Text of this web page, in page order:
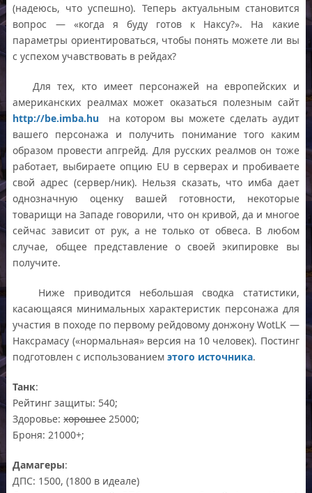
(надеюсь, что успешно). Теперь актуальным становится
вопрос — «когда я буду готов к Наксу?». На какие
параметры ориентироваться, чтобы понять можете ли вы
с успехом учавствовать в рейдах?
Для тех, кто имеет персонажей на европейских и
американских реалмах может оказаться полезным сайт
http://be.imba.hu на котором вы можете сделать аудит
вашего персонажа и получить понимание того каким
образом провести апгрейд. Для русских реалмов он тоже
работает, выбираете опцию EU в серверах и пробиваете
свой адрес (сервер/ник). Нельзя сказать, что имба дает
однозначную оценку вашей готовности, некоторые
товарищи на Западе говорили, что он кривой, да и многое
сейчас зависит от рук, а не только от обвеса. В любом
случае, общее представление о своей экипировке вы
получите.
Ниже приводится небольшая сводка статистики,
касающаяся минимальных характеристик персонажа для
участия в походе по первому рейдовому донжону WotLK —
Наксрамасу («нормальная» версия на 10 человек). Постинг
подготовлен с использованиемэтого источника.
Танк:
Рейтинг защиты: 540;
Здоровье:хорошее25000;
Броня: 21000+;
Дамагеры:
ДПС: 1500, (1800 в идеале)